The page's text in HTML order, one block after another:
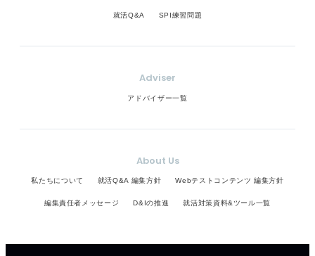
就活Q&A SPI練習問題
Adviser
アドバイザー一覧
About Us
私たちについて 就活Q&A 編集方針 Webテストコンテンツ 編集方針
編集責任者メッセージ D&Iの推進 就活対策資料&ツール一覧